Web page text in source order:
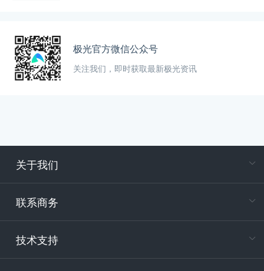
极光官方微信公众号
关注我们，即时获取最新极光资讯
关于我们
联系商务
技术支持
电
400-